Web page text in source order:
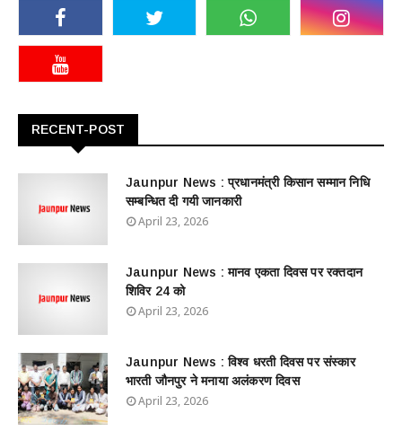
RECENT-POST
Jaunpur News : ​प्रधानमंत्री किसान सम्मान निधि
सम्बन्धित दी गयी जानकारी
April 23, 2026
Jaunpur News : ​मानव एकता दिवस पर रक्तदान
शिविर 24 को
April 23, 2026
Jaunpur News : विश्व धरती दिवस पर संस्कार
भारती जौनपुर ने मनाया अलंकरण दिवस
April 23, 2026